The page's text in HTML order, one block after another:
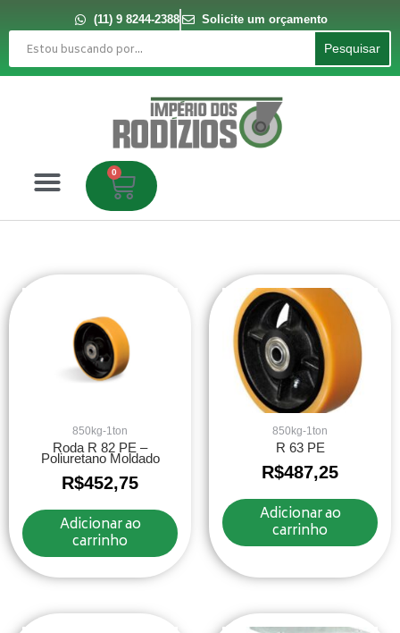
conteúdo
(11) 9 8244-2388
Solicite um orçamento
Pesquisar
Pesquisar
0
Carrinho
850kg-1ton
Roda R 82 PE –
Poliuretano Moldado
R$452,75
Adicionar ao
carrinho
850kg-1ton
R 63 PE
R$487,25
Adicionar ao
carrinho